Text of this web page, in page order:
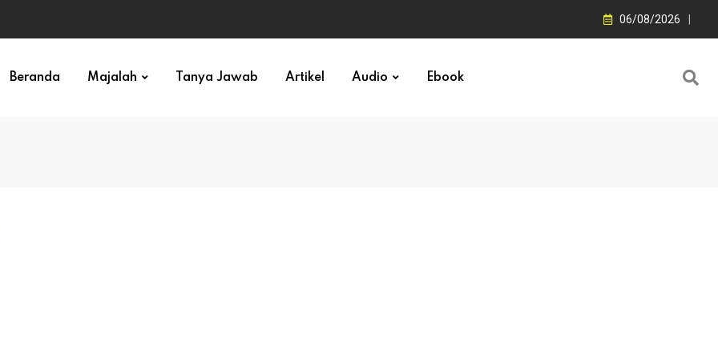
06/08/2026
Beranda Majalah Tanya Jawab Artikel Audio Ebook